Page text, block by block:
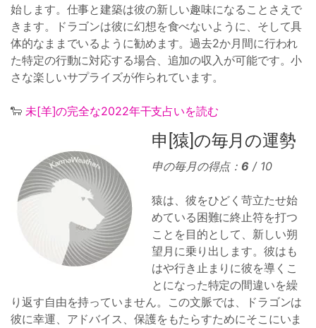
始します。仕事と建築は彼の新しい趣味になることさえで
きます。ドラゴンは彼に幻想を食べないように、そして具
体的なままでいるように勧めます。過去2か月間に行われ
た特定の行動に対応する場合、追加の収入が可能です。小
さな楽しいサプライズが作られています。
🐑 未[羊]の完全な2022年干支占いを読む
申[猿]の毎月の運勢
申の毎月の得点： 6 / 10
猿は、彼をひどく苛立たせ始
めている困難に終止符を打つ
ことを目的として、新しい朔
望月に乗り出します。彼はも
はや行き止まりに彼を導くこ
とになった特定の間違いを繰
り返す自由を持っていません。この文脈では、ドラゴンは
彼に幸運、アドバイス、保護をもたらすためにそこにいま